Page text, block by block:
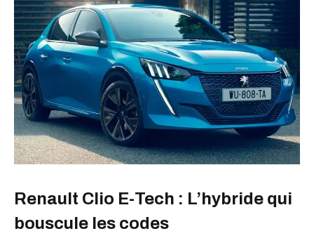
Renault Clio E-Tech : L’hybride qui
bouscule les codes